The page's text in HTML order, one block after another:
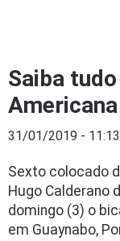
Saiba
31/01/2019 - 11:13
Sexto colocado
Hugo Calderano
domingo (3) o
em Guaynabo,